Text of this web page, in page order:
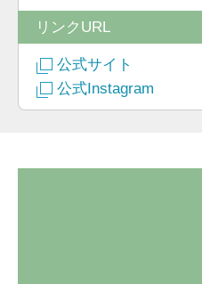
リンクURL
公式サイト
公式Instagram